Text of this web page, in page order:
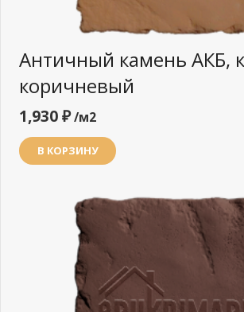
Античный камень АКБ,
коричневый
1,930₽/м2
В КОРЗИНУ